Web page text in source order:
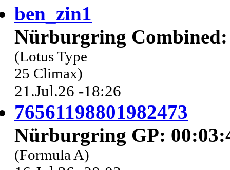
ben_zin1
Nürburgring Combined:
(Lotus Type
25 Climax)
21.Jul.26 -18:26
76561198801982473
Nürburgring GP:
(Formula A)